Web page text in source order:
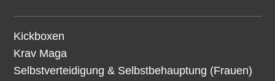
Kickboxen
Krav Maga
Selbstverteidigung & Selbstbehauptung (Frauen)